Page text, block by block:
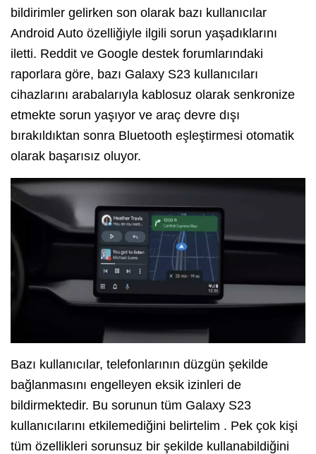
bildirimler gelirken son olarak bazı kullanıcılar
Android Auto özelliğiyle ilgili sorun yaşadıklarını
iletti. Reddit ve Google destek forumlarındaki
raporlara göre, bazı Galaxy S23 kullanıcıları
cihazlarını arabalarıyla kablosuz olarak senkronize
etmekte sorun yaşıyor ve araç devre dışı
bırakıldıktan sonra Bluetooth eşleştirmesi otomatik
olarak başarısız oluyor.
Bazı kullanıcılar, telefonlarının düzgün şekilde
bağlanmasını engelleyen eksik izinleri de
bildirmektedir. Bu sorunun tüm Galaxy S23
kullanıcılarını etkilemediğini belirtelim . Pek çok kişi
tüm özellikleri sorunsuz bir şekilde kullanabildiğini